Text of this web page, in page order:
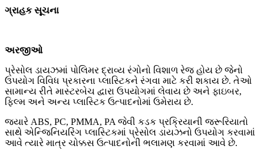
ગ્રાહક સૂચના
અરજીઓ
પ્રેસોલ ડાયઝમાં પોલિમર દ્રાવ્ય રંગોનો વિશાળ રેજ હોય ​​છે જેનો
ઉપયોગ વિવિધ પ્રકારના પ્લાસ્ટિકને રંગવા માટે કરી શકાય છે. તેઓ
સામાન્ય રીતે માસ્ટરબેચ દ્વારા ઉપયોગમાં લેવાય છે અને ફાઇબર,
ફિલ્મ અને અન્ય પ્લાસ્ટિક ઉત્પાદનોમાં ઉમેરાય છે.
જ્યારે ABS, PC, PMMA, PA જેવી કડક પ્રક્રિયાની જરૂરિયાતો
સાથે એન્જિનિયરિંગ પ્લાસ્ટિકમાં પ્રેસોલ ડાયઝનો ઉપયોગ કરવામાં
આવે ત્યારે માત્ર ચોક્કસ ઉત્પાદનોની ભલામણ કરવામાં આવે છે.